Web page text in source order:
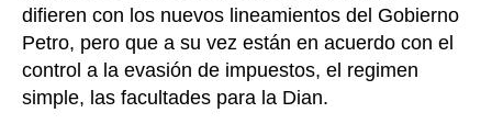
difieren con los nuevos lineamientos del Gobierno
Petro, pero que a su vez están en acuerdo con el
control a la evasión de impuestos, el regimen
simple, las facultades para la Dian.